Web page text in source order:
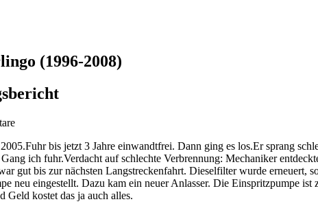
(1996-2008)
bis jetzt 3 Jahre einwandtfrei. Dann ging es los.Er sprang
ich fuhr.Verdacht auf schlechte Verbrennung: Mechaniker
gut bis zur nächsten Langstreckenfahrt. Dieselfilter wurde
neu eingestellt. Dazu kam ein neuer Anlasser. Die Einspritzpumpe
Geld kostet das ja auch alles.